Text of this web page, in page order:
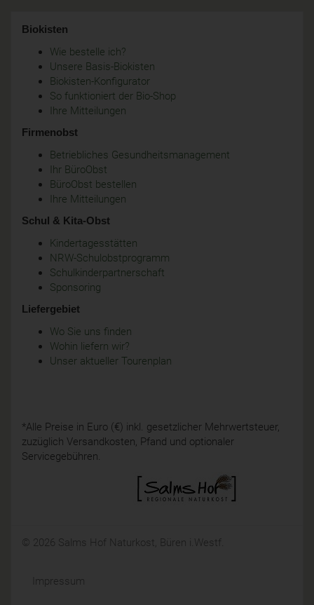
Biokisten
Wie bestelle ich?
Unsere Basis-Biokisten
Biokisten-Konfigurator
So funktioniert der Bio-Shop
Ihre Mitteilungen
Firmenobst
Betriebliches Gesundheitsmanagement
Ihr BüroObst
BüroObst bestellen
Ihre Mitteilungen
Schul & Kita-Obst
Kindertagesstätten
NRW-Schulobstprogramm
Schulkinderpartnerschaft
Sponsoring
Liefergebiet
Wo Sie uns finden
Wohin liefern wir?
Unser aktueller Tourenplan
*Alle Preise in Euro (€) inkl. gesetzlicher Mehrwertsteuer,
zuzüglich Versandkosten, Pfand und optionaler
Servicegebühren.
© 2026 Salms Hof Naturkost, Büren i.Westf.
Impressum